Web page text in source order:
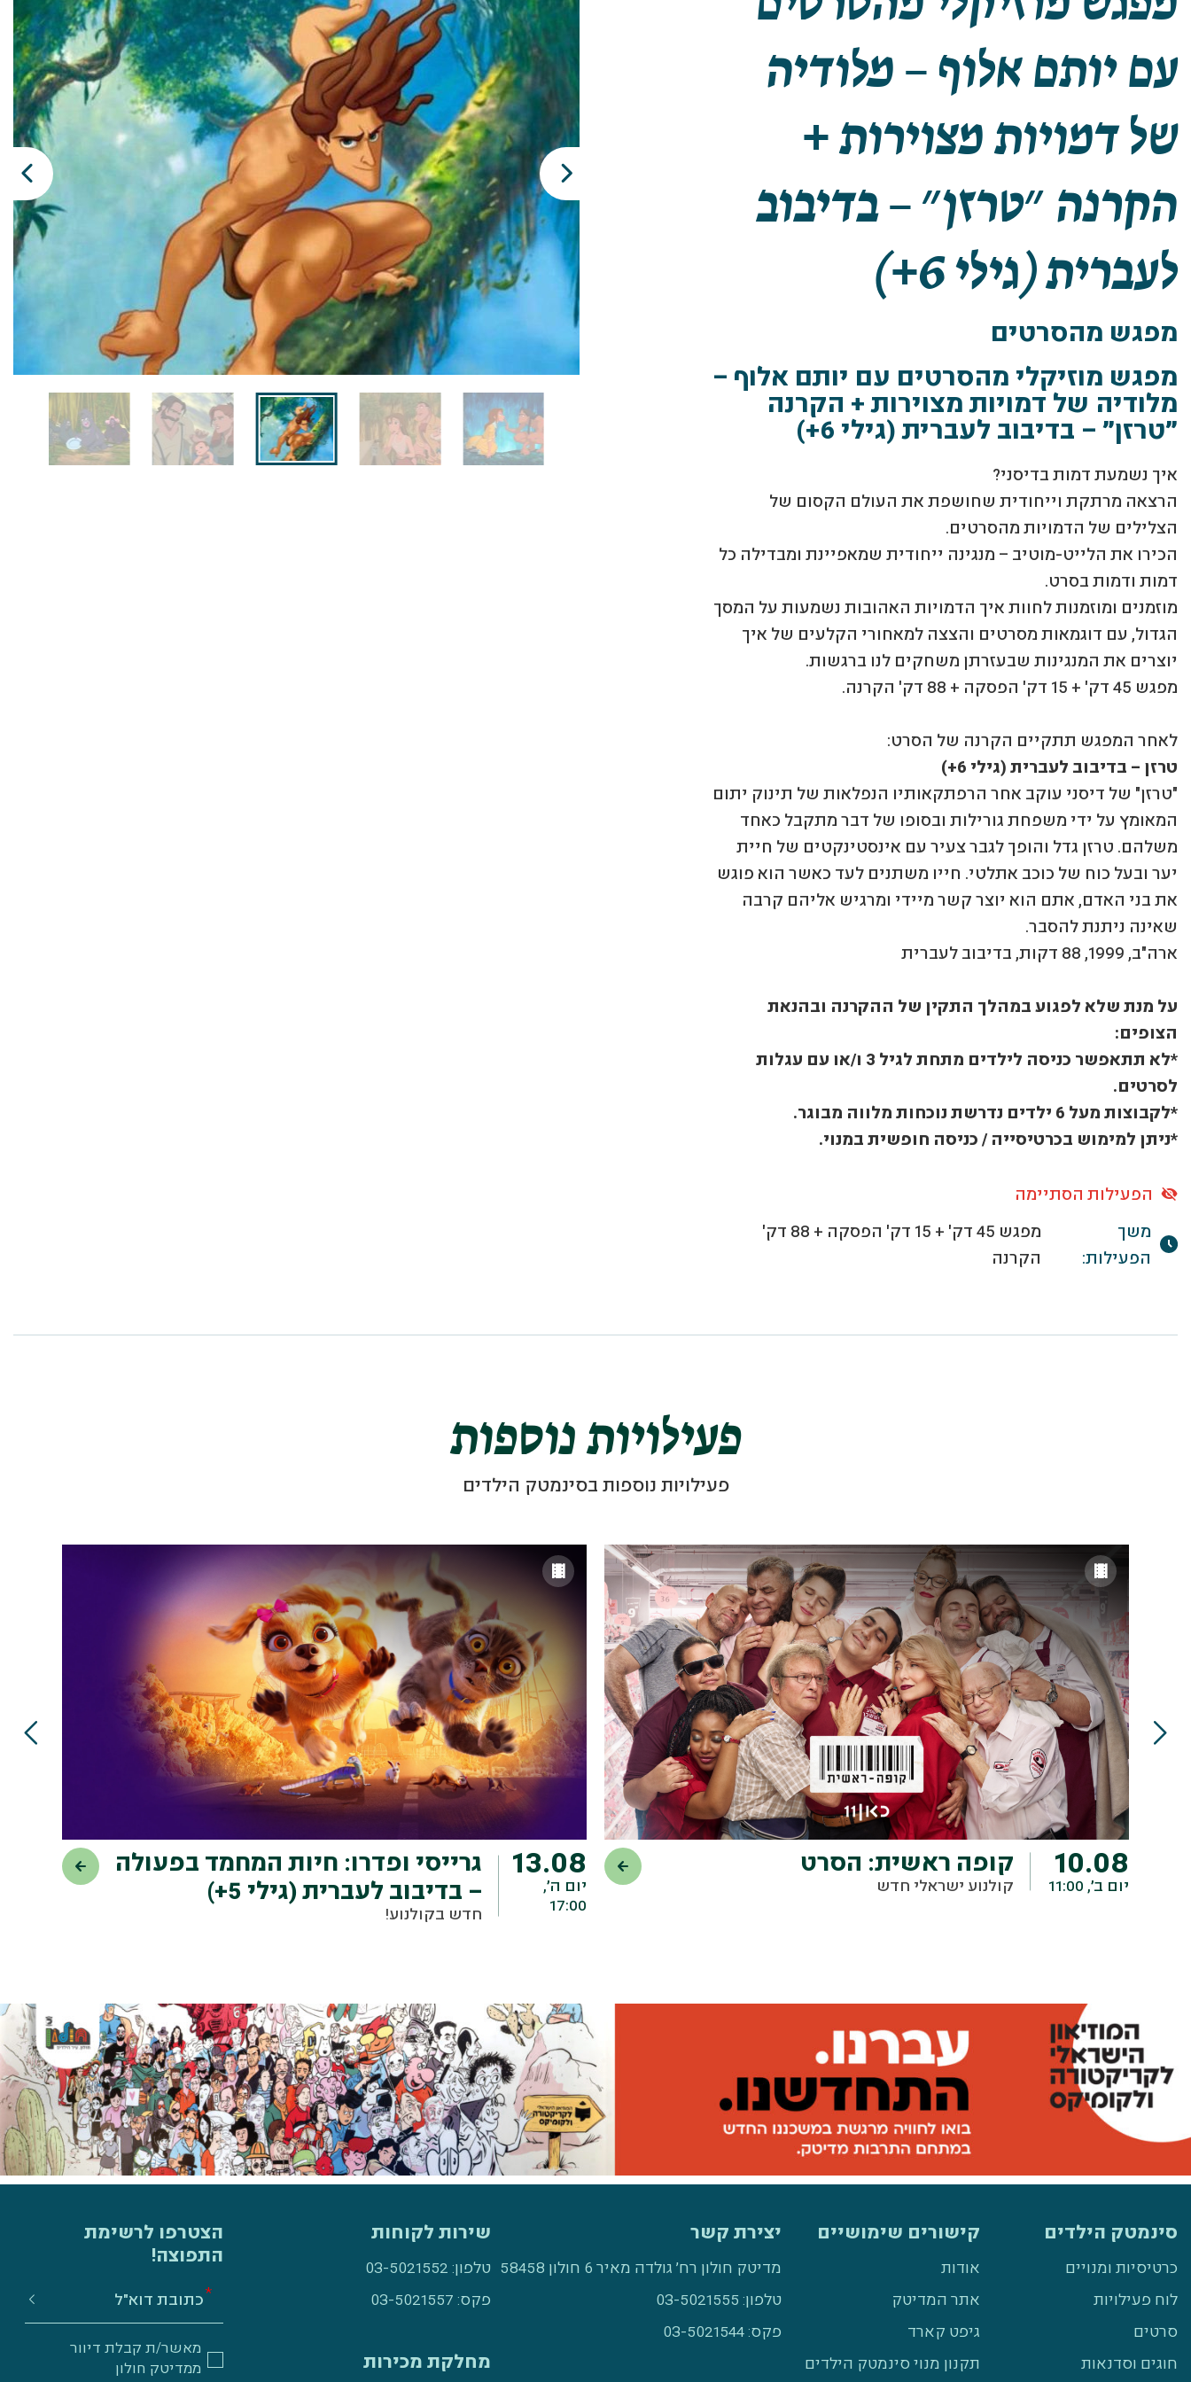
עם יותם אלוף – מלודיה
של דמויות מצוירות +
הקרנה ״טרזן״ – בדיבוב
לעברית (גילי 6+)
מפגש מהסרטים
מפגש מוזיקלי מהסרטים עם יותם אלוף –
מלודיה של דמויות מצוירות + הקרנה
״טרזן״ – בדיבוב לעברית (גילי 6+)
איך נשמעת דמות בדיסני?
הרצאה מרתקת וייחודית שחושפת את העולם הקסום של
הצלילים של הדמויות מהסרטים.
הכירו את הלייט-מוטיב – מנגינה ייחודית שמאפיינת ומבדילה כל
דמות ודמות בסרט.
מוזמנים ומוזמנות לחוות איך הדמויות האהובות נשמעות על המסך
הגדול, עם דוגמאות מסרטים והצצה למאחורי הקלעים של איך
יוצרים את המנגינות שבעזרתן משחקים לנו ברגשות.
מפגש 45 דק' + 15 דק' הפסקה + 88 דק' הקרנה.
לאחר המפגש תתקיים הקרנה של הסרט:
טרזן – בדיבוב לעברית (גילי 6+)
"טרזן" של דיסני עוקב אחר הרפתקאותיו הנפלאות של תינוק יתום
המאומץ על ידי משפחת גורילות ובסופו של דבר מתקבל כאחד
משלהם. טרזן גדל והופך לגבר צעיר עם אינסטינקטים של חיית
יער ובעל כוח של כוכב אתלטי. חייו משתנים לעד כאשר הוא פוגש
את בני האדם, אתם הוא יוצר קשר מיידי ומרגיש אליהם קרבה
שאינה ניתנת להסבר.
ארה"ב, 1999, 88 דקות, בדיבוב לעברית
על מנת שלא לפגוע במהלך התקין של ההקרנה ובהנאת
הצופים:
*לא תתאפשר כניסה לילדים מתחת לגיל 3 ו/או עם עגלות
לסרטים.
*לקבוצות מעל 6 ילדים נדרשת נוכחות מלווה מבוגר.
*ניתן למימוש בכרטיסייה / כניסה חופשית במנוי.
הפעילות הסתיימה
משך
הפעילות:
מפגש 45 דק' + 15 דק' הפסקה + 88 דק'
הקרנה
פעילויות נוספות
פעילויות נוספות בסינמטק הילדים
10.08
יום ב׳, 11:00
קופה ראשית: הסרט
קולנוע ישראלי חדש
13.08
יום ה׳,
17:00
גרייסי ופדרו: חיות המחמד בפעולה
– בדיבוב לעברית (גילי 5+)
חדש בקולנוע!
סינמטק הילדים
כרטיסיות ומנויים
לוח פעילויות
סרטים
חוגים וסדנאות
קישורים שימושיים
אודות
אתר המדיטק
גיפט קארד
תקנון מנוי סינמטק הילדים
יצירת קשר
מדיטק חולון רח׳ גולדה מאיר 6 חולון 58458
טלפון: 03-5021555
פקס:03-5021544
שירות לקוחות
טלפון: 03-5021552
פקס: 03-5021557
מחלקת מכירות
הצטרפו לרשימת
התפוצה!
מאשר/ת קבלת דיוור
ממדיטק חולון